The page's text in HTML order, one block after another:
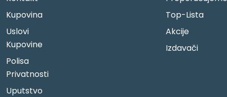
Kupovina
Uslovi
Kupovine
Polisa
Privatnosti
Uputstvo
Top-Lista
Akcije
Izdavači